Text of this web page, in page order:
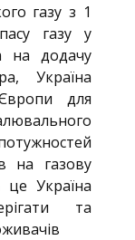
газу з 1
газу у
на додачу
Україна
для
на газову
це Україна
та